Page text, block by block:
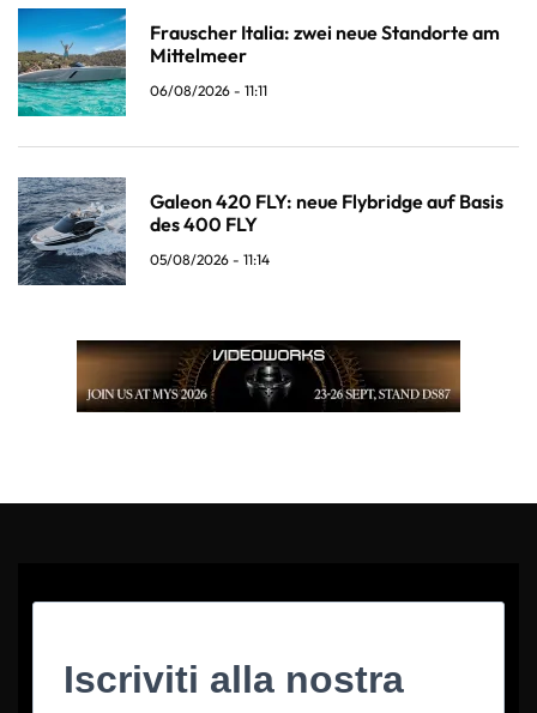
Frauscher Italia: zwei neue Standorte am
Mittelmeer
06/08/2026 - 11:11
Galeon 420 FLY: neue Flybridge auf Basis
des 400 FLY
05/08/2026 - 11:14
Iscriviti alla nostra